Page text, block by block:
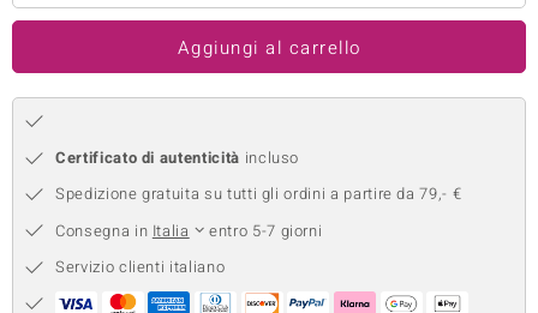
Aggiungi al carrello
Certificato di autenticità incluso
Spedizione gratuita su tutti gli ordini a partire da 79,- €
Consegna in Italia
entro 5-7 giorni
Servizio clienti italiano